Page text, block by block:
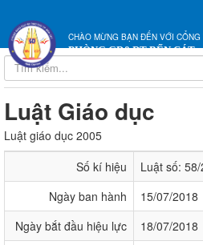
CHÀO MỪNG BẠN ĐẾN VỚI CỔNG
PHÒNG GD&ĐT BẾN CÁT
Luật Giáo dục
Luật giáo dục 2005
Số kí hiệu
Luật số:
Ngày ban hành
15/07/2018
Ngày bắt đầu hiệu lực
18/07/2018